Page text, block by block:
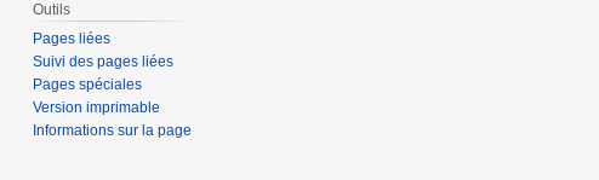
Outils
Pages liées
Suivi des pages liées
Pages spéciales
Version imprimable
Informations sur la page